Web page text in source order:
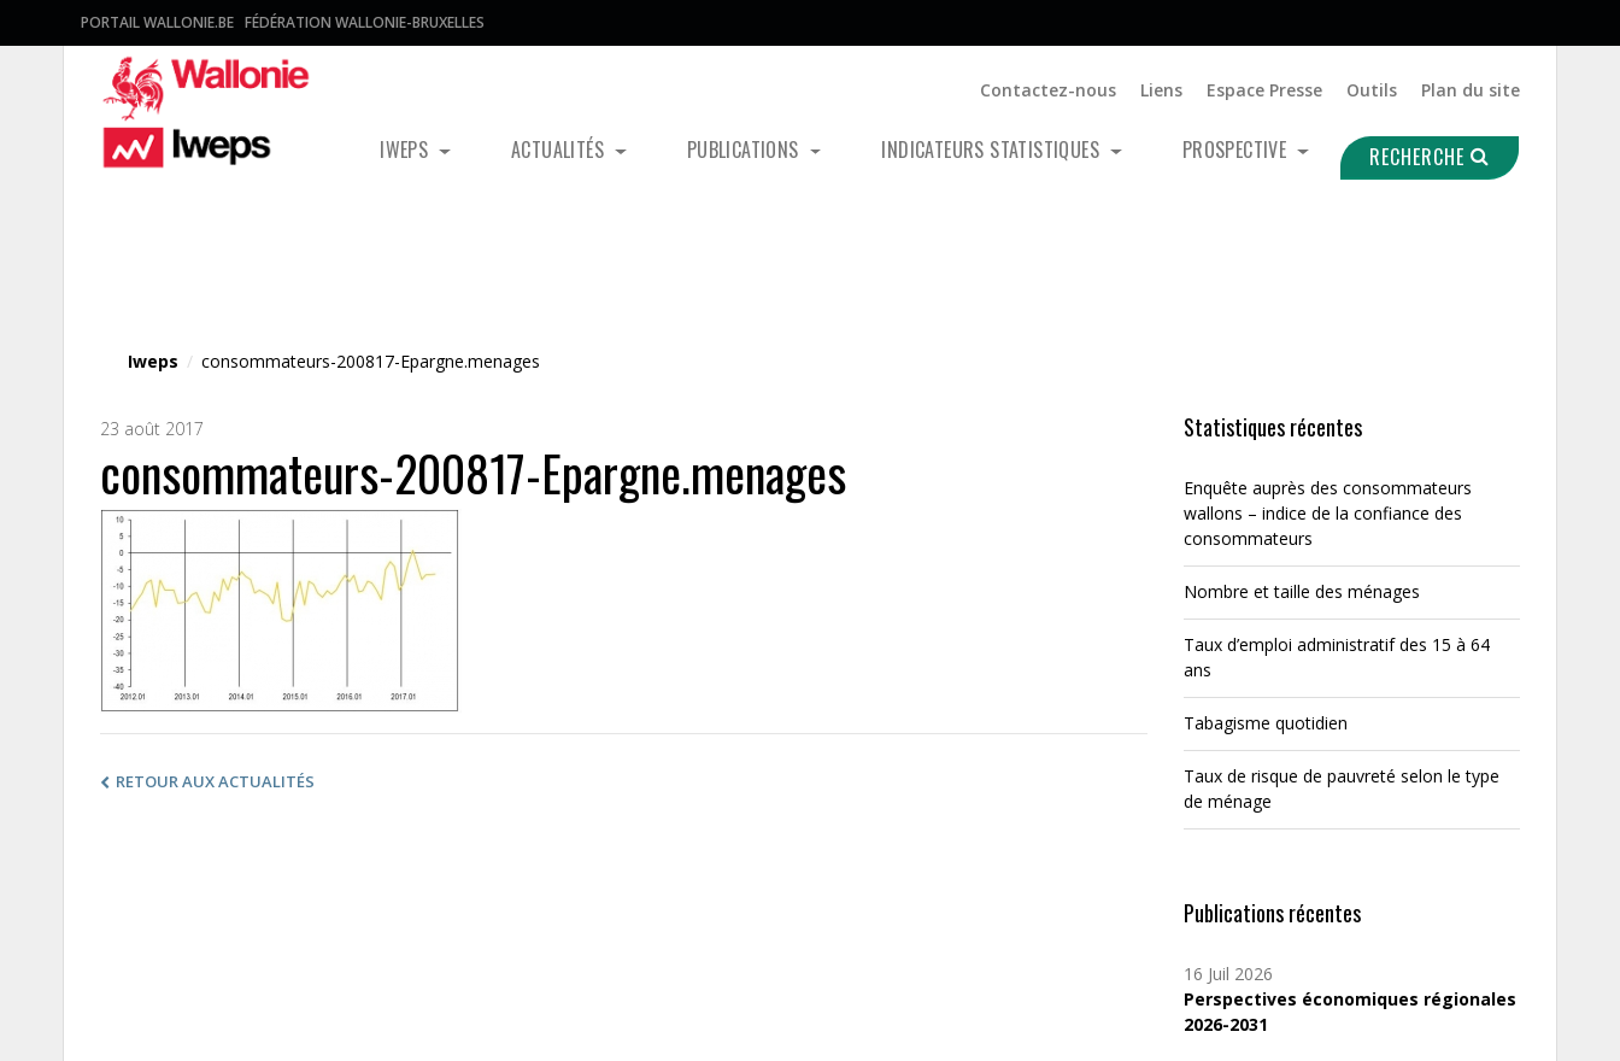
PORTAIL WALLONIE.BE FÉDÉRATION WALLONIE-BRUXELLES
Contactez-nous Liens Espace Presse Outils Plan du site
IWEPS ACTUALITÉS PUBLICATIONS INDICATEURS STATISTIQUES PROSPECTIVE RECHERCHE
Iweps / consommateurs-200817-Epargne.menages
23 août 2017
consommateurs-200817-Epargne.menages
RETOUR AUX ACTUALITÉS
Statistiques récentes
Enquête auprès des consommateurs
wallons – indice de la confiance des
consommateurs
Nombre et taille des ménages
Taux d’emploi administratif des 15 à 64
ans
Tabagisme quotidien
Taux de risque de pauvreté selon le type
de ménage
Publications récentes
16 Juil 2026
Perspectives économiques régionales
2026-2031